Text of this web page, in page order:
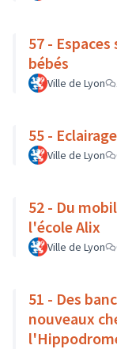
57 -
bébés
Ville de Lyon
55 -
Ville de Lyon
52 - Du
l'école Alix
Ville de Lyon
51 - Des
nouveaux